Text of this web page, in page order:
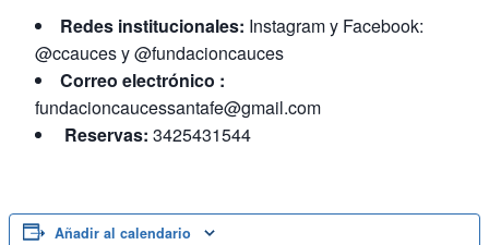
Redes institucionales: Instagram y Facebook:
@ccaucesy@fundacioncauces
Correo electrónico :
fundacioncaucessantafe@gmail.com
Reservas: 3425431544
Añadir al calendario